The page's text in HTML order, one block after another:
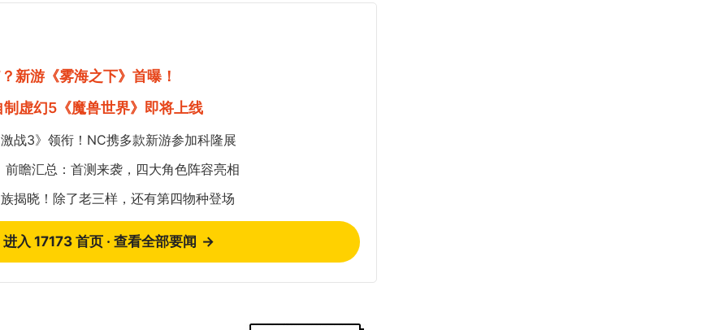
新游《雾海之下》首曝！
虚幻5《魔兽世界》即将上线
战3》领衔！NC携多款新游参加科隆展
前瞻汇总：首测来袭，四大角色阵容亮相
揭晓！除了老三样，还有第四物种登场
进入 17173 首页 · 查看全部要闻 →